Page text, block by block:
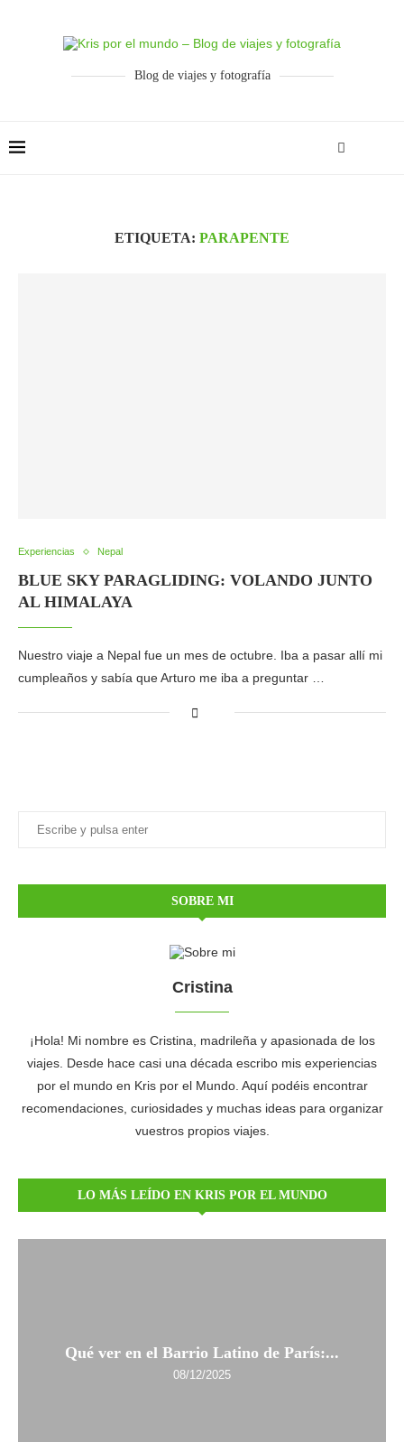
Blog de viajes y fotografía
ETIQUETA: PARAPENTE
Experiencias Nepal
BLUE SKY PARAGLIDING: VOLANDO JUNTO
AL HIMALAYA
Nuestro viaje a Nepal fue un mes de octubre. Iba a pasar allí mi
cumpleaños y sabía que Arturo me iba a preguntar …
SOBRE MI
Cristina
¡Hola! Mi nombre es Cristina, madrileña y apasionada de los
viajes. Desde hace casi una década escribo mis experiencias
por el mundo en Kris por el Mundo. Aquí podéis encontrar
recomendaciones, curiosidades y muchas ideas para organizar
vuestros propios viajes.
LO MÁS LEÍDO EN KRIS POR EL MUNDO
Qué ver en el Barrio Latino de París:...
08/12/2025